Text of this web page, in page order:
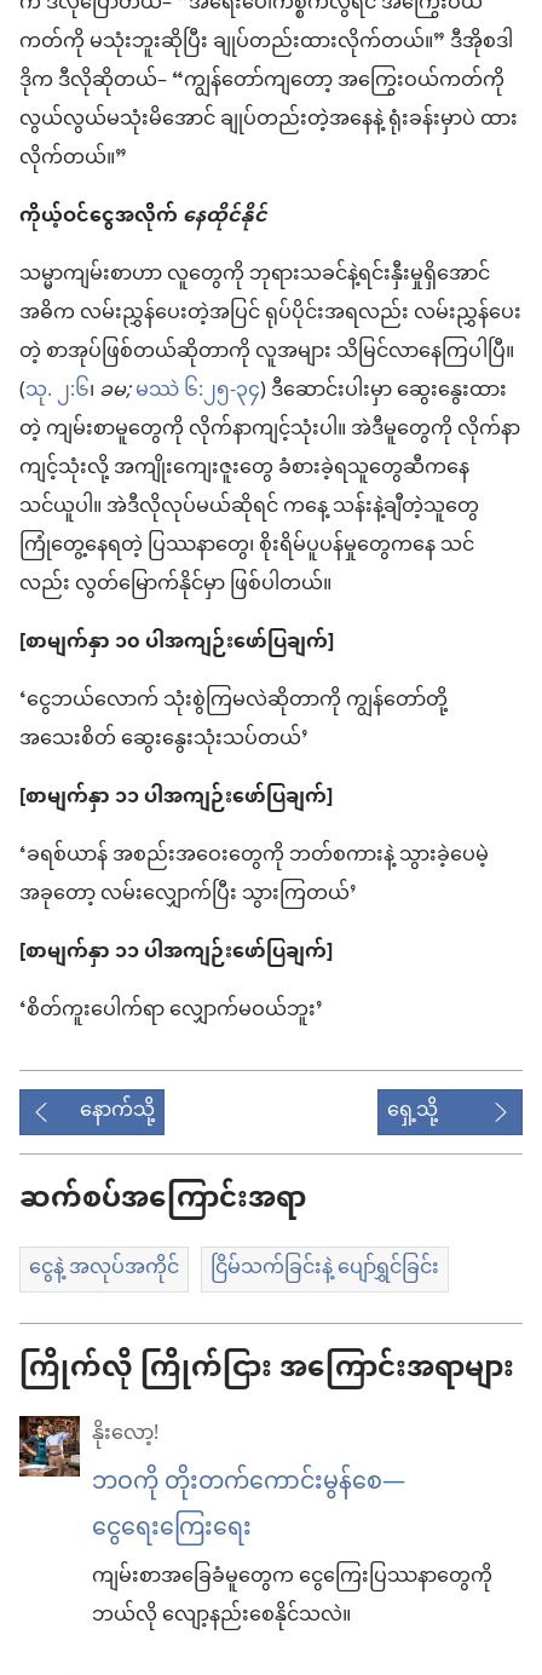
ကတ်ကို မသုံးဘူးဆိုပြီး ချုပ်တည်းထားလိုက်တယ်။” ဒီအိုစဒါ
ဒိုက ဒီလိုဆိုတယ်– “ကျွန်တော်ကျတော့ အကြွေးဝယ်ကတ်ကို
လွယ်လွယ်မသုံးမိအောင် ချုပ်တည်းတဲ့အနေနဲ့ ရုံးခန်းမှာပဲ ထား
လိုက်တယ်။”
ကိုယ့်ဝင်ငွေအလိုက်နေထိုင်နိုင်
သမ္မာကျမ်းစာဟာ လူတွေကို ဘုရားသခင်နဲ့ရင်းနှီးမှုရှိအောင်
အဓိက လမ်းညွှန်ပေးတဲ့အပြင် ရုပ်ပိုင်းအရလည်း လမ်းညွှန်ပေး
တဲ့ စာအုပ်ဖြစ်တယ်ဆိုတာကို လူအများ သိမြင်လာနေကြပါပြီ။
(သု. ၂:၆၊ခမ;မဿဲ ၆:၂၅-၃၄) ဒီဆောင်းပါးမှာ ဆွေးနွေးထား
တဲ့ ကျမ်းစာမူတွေကို လိုက်နာကျင့်သုံးပါ။ အဲဒီမူတွေကို လိုက်နာ
ကျင့်သုံးလို့ အကျိုးကျေးဇူးတွေ ခံစားခဲ့ရသူတွေဆီကနေ
သင်ယူပါ။ အဲဒီလိုလုပ်မယ်ဆိုရင် ကနေ့ သန်းနဲ့ချီတဲ့သူတွေ
ကြုံတွေ့နေရတဲ့ ပြဿနာတွေ၊ စိုးရိမ်ပူပန်မှုတွေကနေ သင်
လည်း လွတ်မြောက်နိုင်မှာ ဖြစ်ပါတယ်။
[စာမျက်နှာ ၁၀ ပါအကျဉ်းဖော်ပြချက်]
‘ငွေဘယ်လောက် သုံးစွဲကြမလဲဆိုတာကို ကျွန်တော်တို့
အသေးစိတ် ဆွေးနွေးသုံးသပ်တယ်’
[စာမျက်နှာ ၁၁ ပါအကျဉ်းဖော်ပြချက်]
‘ခရစ်ယာန် အစည်းအဝေးတွေကို ဘတ်စကားနဲ့ သွားခဲ့ပေမဲ့
အခုတော့ လမ်းလျှောက်ပြီး သွားကြတယ်’
[စာမျက်နှာ ၁၁ ပါအကျဉ်းဖော်ပြချက်]
‘စိတ်ကူးပေါက်ရာ လျှောက်မဝယ်ဘူး’
နောက်သို့ ရှေ့သို့
ဆက်စပ်အကြောင်းအရာ
ငွေနဲ့ အလုပ်အကိုင် ငြိမ်သက်ခြင်းနဲ့ ပျော်ရွှင်ခြင်း
ကြိုက်လို ကြိုက်ငြား အကြောင်းအရာများ
နိုးလော့!
ဘဝကို တိုးတက်ကောင်းမွန်စေ—
ငွေရေးကြေးရေး
ကျမ်းစာအခြေခံမူတွေက ငွေကြေးပြဿနာတွေကို
ဘယ်လို လျော့နည်းစေနိုင်သလဲ။